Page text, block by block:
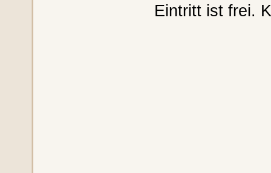
Eintritt ist frei.